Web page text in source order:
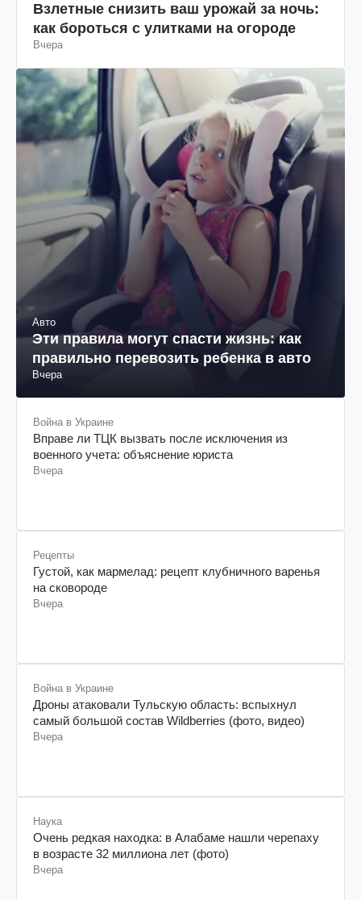
Взлетные снизить ваш урожай за ночь:
как бороться с улитками на огороде
Вчера
Авто
Эти правила могут спасти жизнь: как
правильно перевозить ребенка в авто
Вчера
Война в Украине
Вправе ли ТЦК вызвать после исключения из
военного учета: объяснение юриста
Вчера
Рецепты
Густой, как мармелад: рецепт клубничного варенья
на сковороде
Вчера
Война в Украине
Дроны атаковали Тульскую область: вспыхнул
самый большой состав Wildberries (фото, видео)
Вчера
Наука
Очень редкая находка: в Алабаме нашли черепаху
в возрасте 32 миллиона лет (фото)
Вчера